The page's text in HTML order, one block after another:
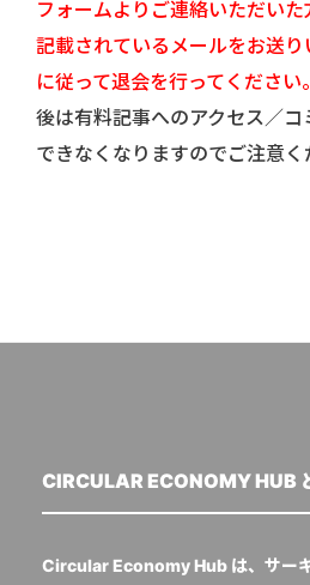
フォームよりご連絡いただい
記載されているメールをお送
に従って退会を行ってください。
後は有料記事へのアクセス／
できなくなりますのでご注意く
CIRCULAR ECONOMY HUB
Circular Economy Hub は、サー